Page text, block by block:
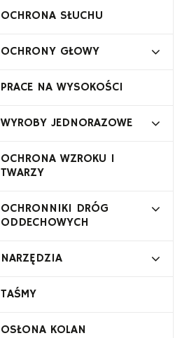
OCHRONA SŁUCHU
OCHRONY GŁOWY
PRACE NA WYSOKOŚCI
WYROBY JEDNORAZOWE
OCHRONA WZROKU I
TWARZY
OCHRONNIKI DRÓG
ODDECHOWYCH
NARZĘDZIA
TAŚMY
OSŁONA KOLAN